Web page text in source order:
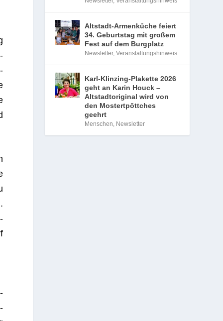
Altstadt-Armenküche feiert
34. Geburtstag mit großem
Fest auf dem Burgplatz
Newsletter,Veranstaltungshinweis
Karl-Klinzing-Plakette 2026
geht an Karin Houck –
Altstadtoriginal wird von
den Mostertpöttches
geehrt
Menschen, Newsletter